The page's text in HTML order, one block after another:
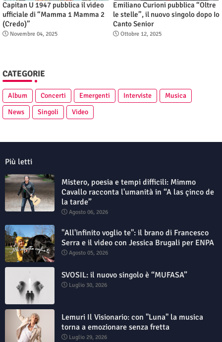
Capitan U 1947 pubblica il video
ufficiale di “Mamma 1 Mamma 2
(Credo)”
Novembre 04, 2025
Emiliano Curioni pubblica “Oltre
le stelle”, il nuovo singolo dopo Io
Canto Senior
Ottobre 12, 2025
CATEGORIE
Album Concerti Emergenti Interviste
Musica
News
Singoli Video
Più letti
Mistero, poesia e tempi difficili: Mimmo
Cavallo racconta l'umanità in “A las çinco de
la tarde”
Agosto 06, 2026
"All'infinito voglio te": il brano di Francesco
Serra e il video con Jessica Brugali per ENPA
Agosto 05, 2026
SVOSIL: il nuovo singolo è “MUFASA”
Luglio 30, 2026
Lemuri Il Visionario: con "Luna" la musica
torna a emozionare senza fretta
Luglio 29, 2026